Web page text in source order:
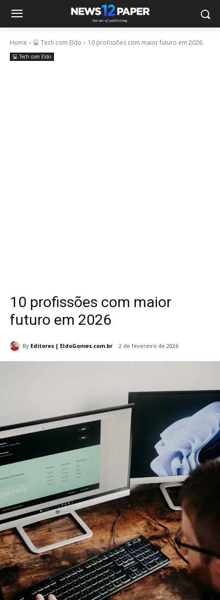
Home 💻 Tech com Eldo 10 profissões com maior futuro em 2026
💻 Tech com Eldo
10 profissões com maior
futuro em 2026
By Editores | EldoGomes.com.br 2 de fevereiro de 2026